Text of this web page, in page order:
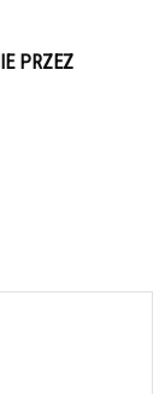
PRZEZ